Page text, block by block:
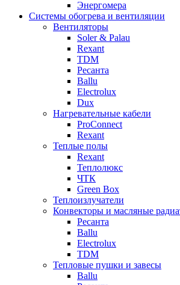
Энергомера
Системы обогрева и вентиляции
Вентиляторы
Soler & Palau
Rexant
TDM
Ресанта
Ballu
Electrolux
Dux
Нагревательные кабели
ProConnect
Rexant
Теплые полы
Rexant
Теплолюкс
ЧТК
Green Box
Теплоизлучатели
Конвекторы и масляные
Ресанта
Ballu
Electrolux
TDM
Тепловые пушки и завесы
Ballu